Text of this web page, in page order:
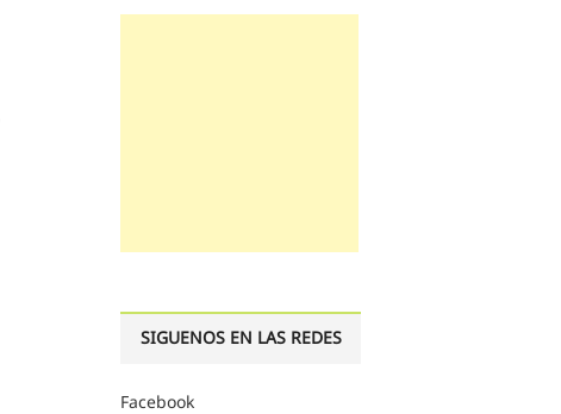
SIGUENOS EN LAS REDES
Facebook